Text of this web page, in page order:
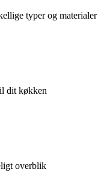
typer og materialer
dit køkken
overblik